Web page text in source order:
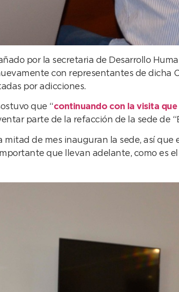
por la secretaria de Desarrollo
con representantes de dicha
por adicciones.
que “continuando con la visita que
parte de la refacción de la sede de
mitad de mes inauguran la sede, así
que llevan adelante, como es